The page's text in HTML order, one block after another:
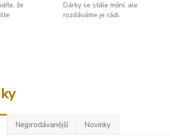
že
Dárky se stále mění, ale
rozdáváme je rádi.
Nejprodávanější Novinky